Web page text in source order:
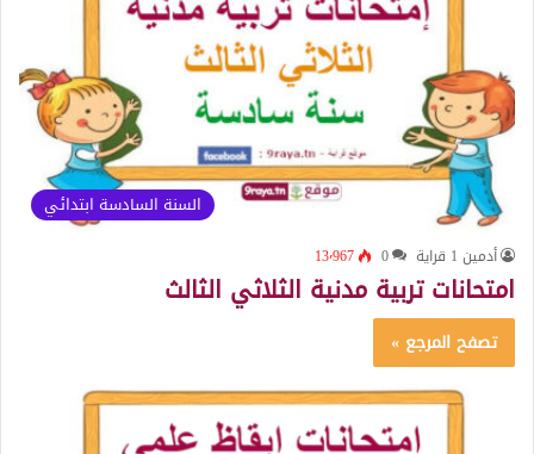
السنة السادسة ابتدائي
أدمين 1 قراية 0 13٬967
امتحانات تربية مدنية الثلاثي الثالث
تصفح المرجع »